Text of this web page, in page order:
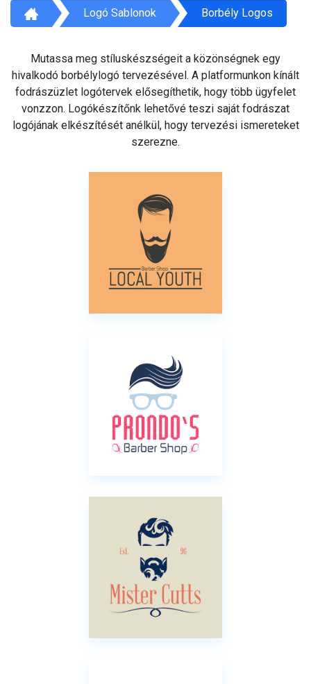
Logó Sablonok Borbély Logos
Mutassa meg stíluskészségeit a közönségnek egy
hivalkodó borbélylogó tervezésével. A platformunkon kínált
fodrászüzlet logótervek elősegíthetik, hogy több ügyfelet
vonzzon. Logókészítőnk lehetővé teszi saját fodrászat
logójának elkészítését anélkül, hogy tervezési ismereteket
szerezne.